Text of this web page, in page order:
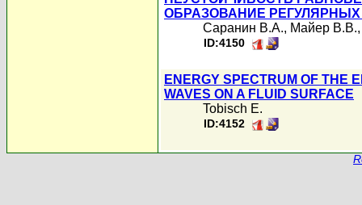
ОБРАЗОВАНИЕ
Саранин В.А., Майер В.В.
ID:4150
ENERGY SPECTRUM OF THE
WAVES ON A FLUID SURFACE
Tobisch E.
ID:4152